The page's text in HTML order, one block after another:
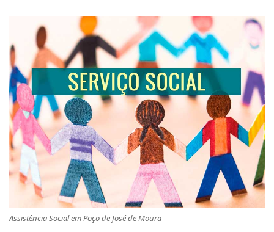
Assistência Social em Poço de José de Moura